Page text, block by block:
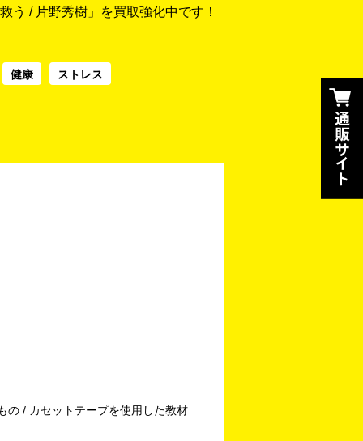
う / 片野秀樹」を買取強化中です！
健康 ストレス
の / カセットテープを使用した教材